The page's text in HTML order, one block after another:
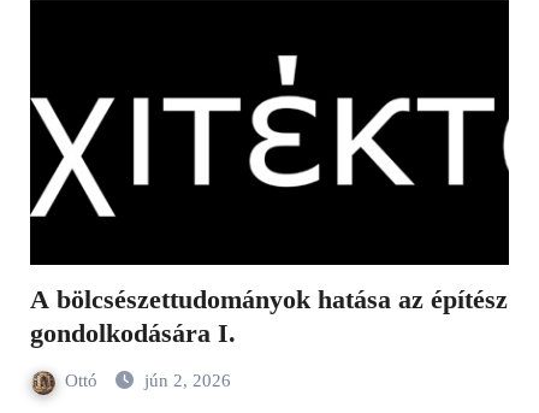
A bölcsészettudományok hatása az építész
gondolkodására I.
Ottó jún 2, 2026